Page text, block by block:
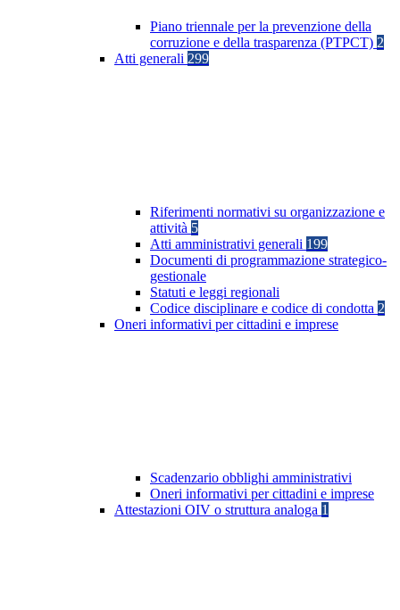
Piano triennale per la prevenzione della
corruzione e della trasparenza (PTPCT) 2
Atti generali 299
Riferimenti normativi su organizzazione e
attività 5
Atti amministrativi generali 199
Documenti di programmazione strategico-
gestionale
Statuti e leggi regionali
Codice disciplinare e codice di condotta 2
Oneri informativi per cittadini e imprese
Scadenzario obblighi amministrativi
Oneri informativi per cittadini e imprese
Attestazioni OIV o struttura analoga 1